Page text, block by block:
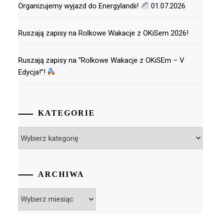
Organizujemy wyjazd do Energylandii! 01.07.2026
Ruszają zapisy na Rolkowe Wakacje z OKiSem 2026!
Ruszają zapisy na “Rolkowe Wakacje z OKiSEm – V
Edycja!”!
KATEGORIE
ARCHIWA